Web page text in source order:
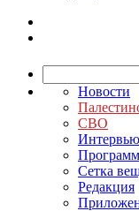
Новости
СВО
Интервью
Сетка
Редакция